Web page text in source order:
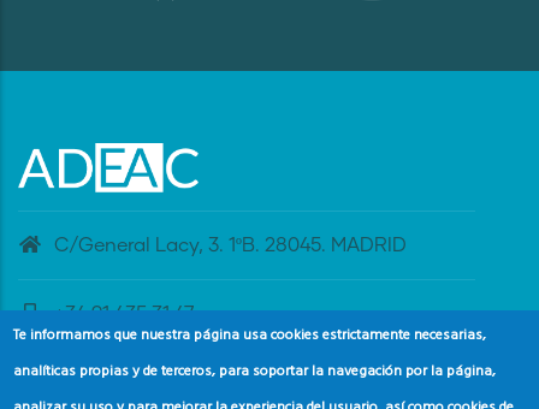
C/General Lacy, 3. 1ºB. 28045. MADRID
+34 91 435 31 47
banderaazul@adeac.es
Te informamos que nuestra página usa cookies estrictamente necesarias,
analíticas propias y de terceros, para soportar la navegación por la página,